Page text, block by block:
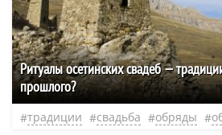
Ритуалы осетинских свадеб —
прошлого?
традиции свадьба обряды